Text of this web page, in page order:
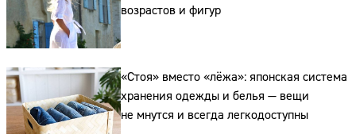
возрастов и фигур
«Стоя» вместо «лёжа»: японская система
хранения одежды и белья — вещи
не мнутся и всегда легкодоступны